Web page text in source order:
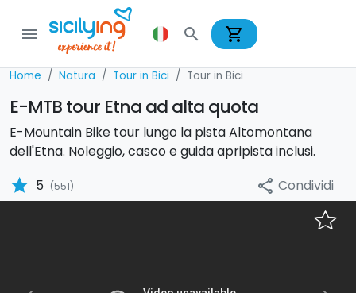
menu search shopping_cart
Home Natura Tour in Bici Tour in Bici
E-MTB tour Etna ad alta quota
E-Mountain Bike tour lungo la pista Altomontana
dell'Etna. Noleggio, casco e guida apripista inclusi.
star 5 (551) share Condividi